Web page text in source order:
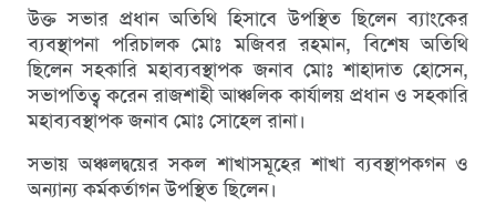
উক্ত সভার প্রধান অতিথি হিসাবে উপস্থিত ছিলেন ব্যাংকের
ব্যবস্থাপনা পরিচালক মোঃ মজিবর রহমান, বিশেষ অতিথি
ছিলেন সহকারি মহাব্যবস্থাপক জনাব মোঃ শাহাদাত হোসেন,
সভাপতিত্ব করেন রাজশাহী আঞ্চলিক কার্যালয় প্রধান ও সহকারি
মহাব্যবস্থাপক জনাব মোঃ সোহেল রানা।
সভায় অঞ্চলদ্বয়ের সকল শাখাসমূহের শাখা ব্যবস্থাপকগন ও
অন্যান্য কর্মকর্তাগন উপস্থিত ছিলেন।